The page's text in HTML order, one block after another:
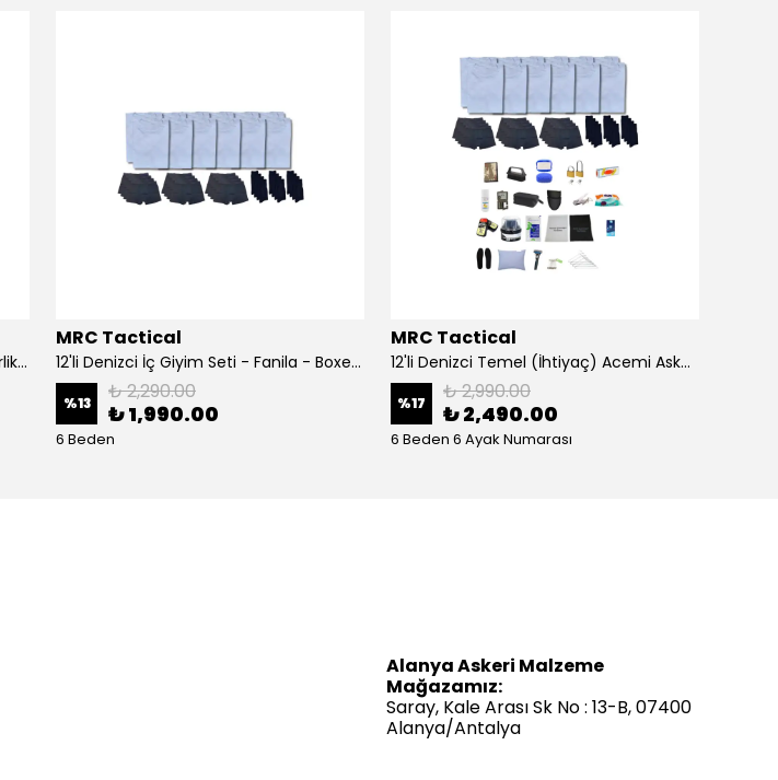
12'li Denizci Her Şey Dahil Bedelli Askerlik Seti
MRC Tactical
12'li Denizci İç Giyim Seti - Fanila - Boxer - Çorap - Acemi Ve Bedelli Malzemesi
%13 ₺ 2,290.00
₺ 1,990.00
6 Beden
MRC Tactical
12'li Denizci Temel (İhtiyaç) Acemi Asker Seti Bedelli Askerlik Malzemeleri
%17 ₺ 2,990.00
₺ 2,490.00
6 Beden 6 Ayak Numarası
Alanya Askeri Malzeme
Mağazamız:
Saray, Kale Arası Sk No : 13-B, 07400
Alanya/Antalya